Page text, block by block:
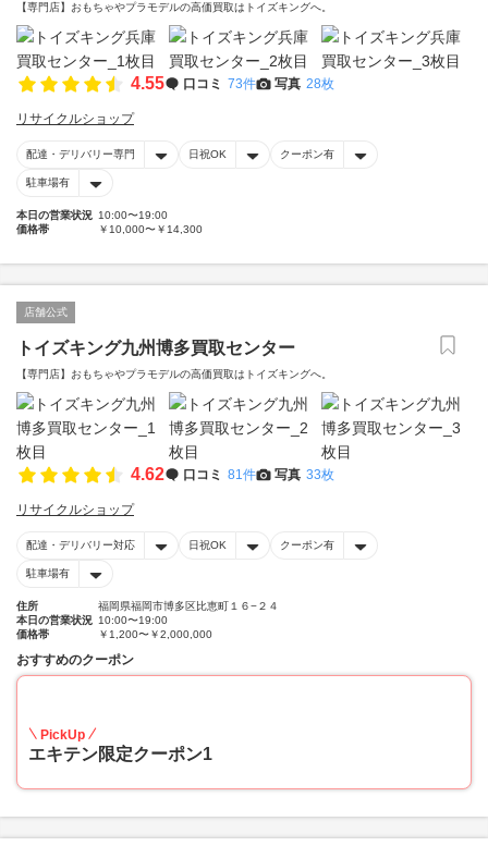
【専門店】おもちゃやプラモデルの高価買取はトイズキングへ。‎
4.55 口コミ 73件 写真 28枚
リサイクルショップ
配達・デリバリー専門 日祝OK クーポン有
駐車場有
本日の営業状況 10:00〜19:00
価格帯
￥10,000〜￥14,300
店舗公式
トイズキング九州博多買取センター
【専門店】おもちゃやプラモデルの高価買取はトイズキングへ。‎
4.62 口コミ 81件 写真 33枚
リサイクルショップ
配達・デリバリー対応 日祝OK クーポン有
駐車場有
住所
福岡県福岡市博多区比恵町１６−２４
本日の営業状況 10:00〜19:00
価格帯
￥1,200〜￥2,000,000
おすすめのクーポン
PickUp
エキテン限定クーポン1